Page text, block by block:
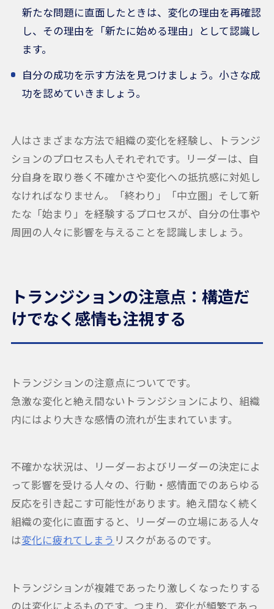
新たな問題に直面したときは、変化の理由を再確認
し、その理由を「新たに始める理由」として認識し
ます。
自分の成功を示す方法を見つけましょう。小さな成
功を認めていきましょう。
人はさまざまな方法で組織の変化を経験し、トランジ
ションのプロセスも人それぞれです。リーダーは、自
分自身を取り巻く不確かさや変化への抵抗感に対処し
なければなりません。「終わり」「中立圏」そして新
たな「始まり」を経験するプロセスが、自分の仕事や
周囲の人々に影響を与えることを認識しましょう。
トランジションの注意点：構造だ
けでなく感情も注視する
トランジションの注意点についてです。
急激な変化と絶え間ないトランジションにより、組織
内にはより大きな感情の流れが生まれています。
不確かな状況は、リーダーおよびリーダーの決定によ
って影響を受ける人々の、行動・感情面でのあらゆる
反応を引き起こす可能性があります。絶え間なく続く
組織の変化に直面すると、リーダーの立場にある人々
は変化に疲れてしまう リスクがあるのです。
トランジションが複雑であったり激しくなったりする